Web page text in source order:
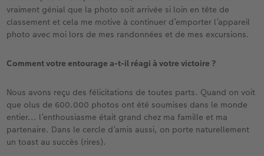
vraiment génial que la photo soit arrivée si loin en tête de
classement et cela me motive à continuer d’emporter l’appareil
photo avec moi lors de mes randonnées et de mes excursions.
Comment votre entourage a-t-il réagi à votre victoire ?
Nous avons reçu des félicitations de toutes parts. Quand on voit
que olus de 600.000 photos ont été soumises dans le monde
entier... l’enthousiasme était grand chez ma famille et ma
partenaire. Dans le cercle d’amis aussi, on porte naturellement
un toast au succès (rires).